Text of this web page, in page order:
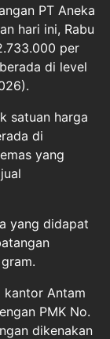
PT Aneka
hari ini, Rabu
per
di level
satuan harga
di
yang
yang didapat
kantor Antam
PMK No.
dikenakan